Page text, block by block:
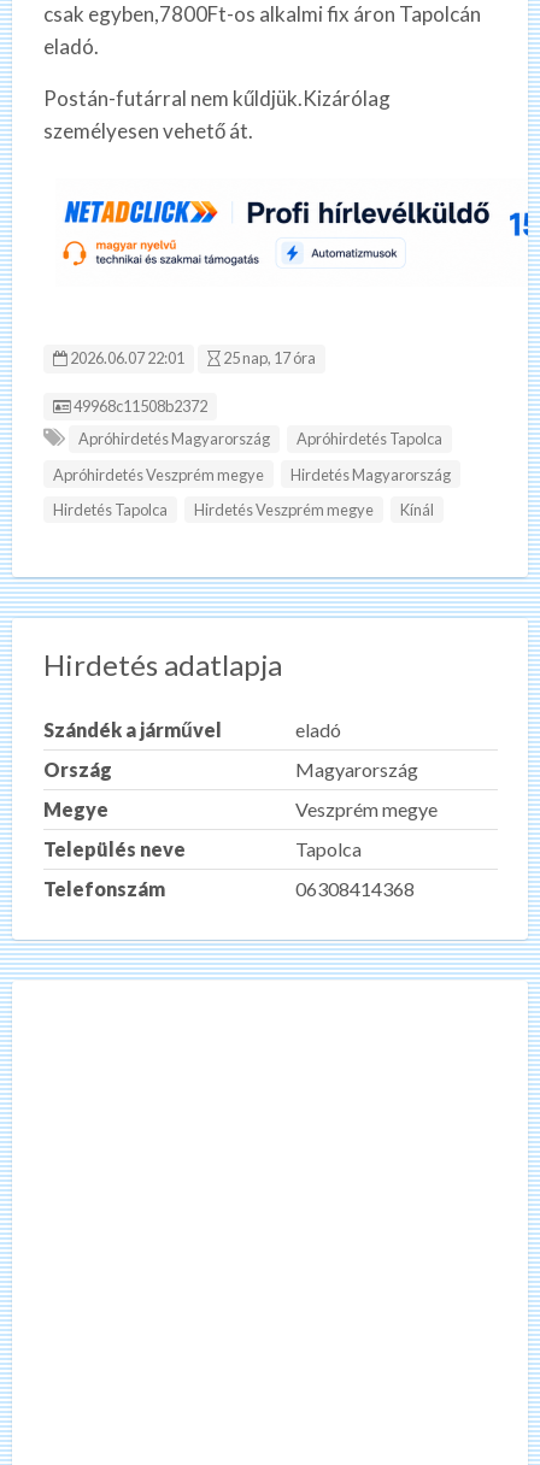
csak egyben,7800Ft-os alkalmi fix áron Tapolcán
eladó.
Postán-futárral nem kűldjük.Kizárólag
személyesen vehető át.
2026.06.07 22:01 25 nap, 17 óra
Hirdetés ID:
49968c11508b2372
Apróhirdetés Magyarország
Apróhirdetés Tapolca
Apróhirdetés Veszprém megye
Hirdetés Magyarország
Hirdetés Tapolca
Hirdetés Veszprém megye Kínál
Hirdetés adatlapja
Szándék a járművel
eladó
Ország
Magyarország
Megye
Veszprém megye
Település neve
Tapolca
Telefonszám
06308414368